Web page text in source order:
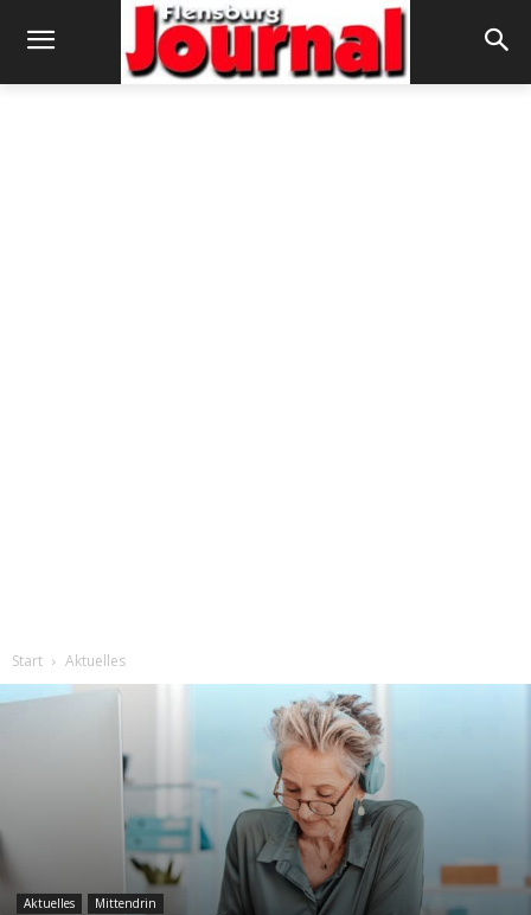
Start Aktuelles
Aktuelles Mittendrin